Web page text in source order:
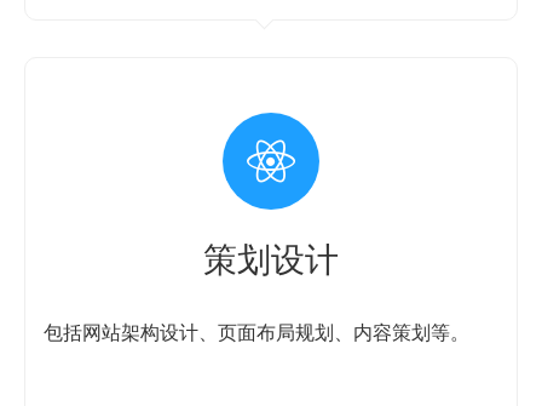
策划设计
包括网站架构设计、页面布局规划、内容策划等。